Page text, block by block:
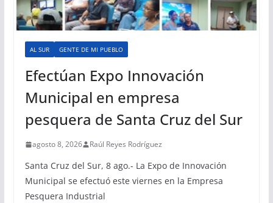
AL SUR GENTE DE MI PUEBLO
Efectúan Expo Innovación
Municipal en empresa
pesquera de Santa Cruz del Sur
agosto 8, 2026 Raúl Reyes Rodríguez
Santa Cruz del Sur, 8 ago.- La Expo de Innovación
Municipal se efectuó este viernes en la Empresa
Pesquera Industrial